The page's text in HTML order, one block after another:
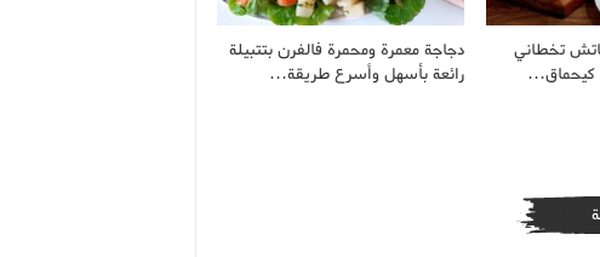
تخطاني
كيحماق…
دجاجة معمرة ومحمرة فالفرن بتتبيلة
رائعة بأسهل وأسرع طريقة…